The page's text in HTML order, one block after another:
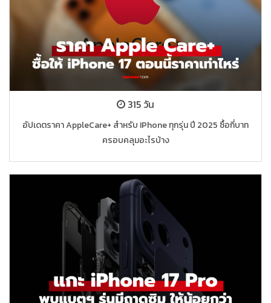
315 วัน
อัปเดตราคา AppleCare+ สำหรับ IPhone ทุกรุ่น ปี 2025 ซื้อกี่บาท
ครอบคลุมอะไรบ้าง